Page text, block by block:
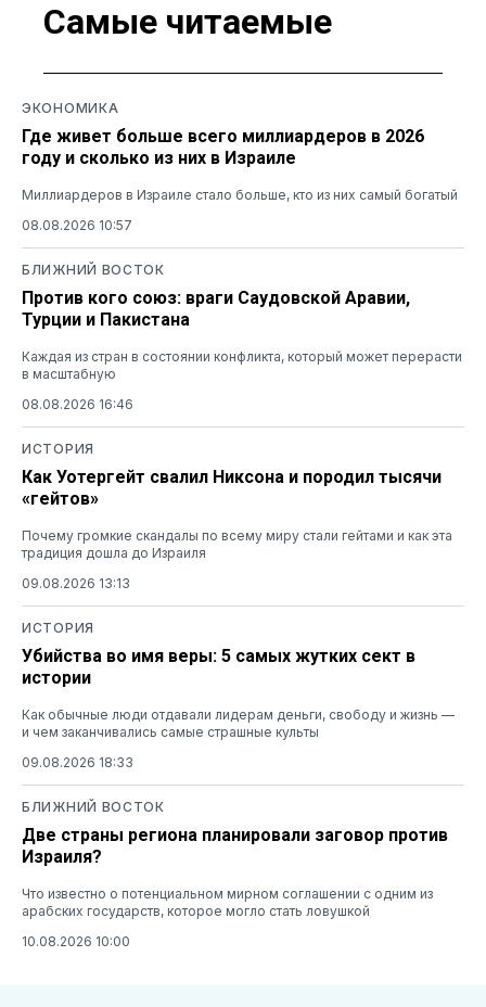
Самые читаемые
ЭКОНОМИКА
Где живет больше всего миллиардеров в 2026
году и сколько из них в Израиле
Миллиардеров в Израиле стало больше, кто из них самый богатый
08.08.2026 10:57
БЛИЖНИЙ ВОСТОК
Против кого союз: враги Саудовской Аравии,
Турции и Пакистана
Каждая из стран в состоянии конфликта, который может перерасти
в масштабную
08.08.2026 16:46
ИСТОРИЯ
Как Уотергейт свалил Никсона и породил тысячи
«гейтов»
Почему громкие скандалы по всему миру стали гейтами и как эта
традиция дошла до Израиля
09.08.2026 13:13
ИСТОРИЯ
Убийства во имя веры: 5 самых жутких сект в
истории
Как обычные люди отдавали лидерам деньги, свободу и жизнь —
и чем заканчивались самые страшные культы
09.08.2026 18:33
БЛИЖНИЙ ВОСТОК
Две страны региона планировали заговор против
Израиля?
Что известно о потенциальном мирном соглашении с одним из
арабских государств, которое могло стать ловушкой
10.08.2026 10:00